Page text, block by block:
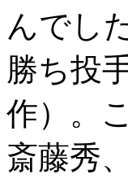
んでし
勝ち投
作）。
斎藤秀